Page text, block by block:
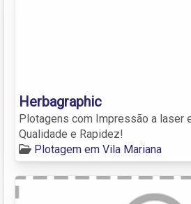
Herbagraphic
Plotagens com Impressão a laser
Qualidade e Rapidez!
Plotagem em Vila Mariana